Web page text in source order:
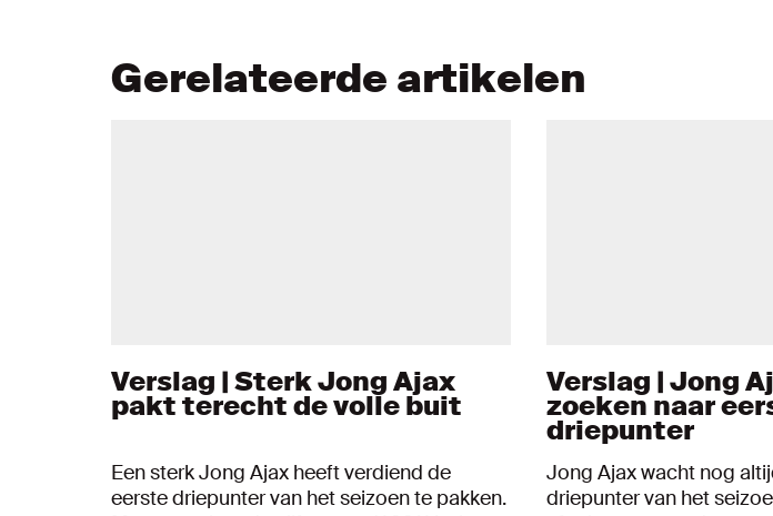
Gerelateerde artikelen
Verslag | Sterk Jong Ajax
pakt terecht de volle buit
Een sterk Jong Ajax heeft verdiend de
eerste driepunter van het seizoen te pakken.
Verslag | Jong
zoeken naar
driepunter
Jong Ajax wacht nog
driepunter van het